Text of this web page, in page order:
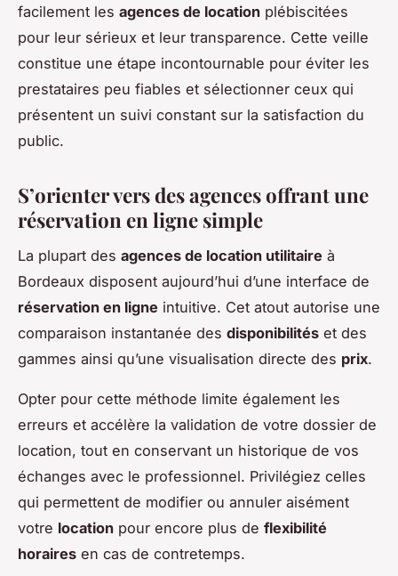
facilement les agences de location plébiscitées
pour leur sérieux et leur transparence. Cette veille
constitue une étape incontournable pour éviter les
prestataires peu fiables et sélectionner ceux qui
présentent un suivi constant sur la satisfaction du
public.
S’orienter vers des agences offrant une
réservation en ligne simple
La plupart des agences de location utilitaire à
Bordeaux disposent aujourd’hui d’une interface de
réservation en ligne intuitive. Cet atout autorise une
comparaison instantanée des disponibilités et des
gammes ainsi qu’une visualisation directe des prix.
Opter pour cette méthode limite également les
erreurs et accélère la validation de votre dossier de
location, tout en conservant un historique de vos
échanges avec le professionnel. Privilégiez celles
qui permettent de modifier ou annuler aisément
votre location pour encore plus de flexibilité
horaires en cas de contretemps.